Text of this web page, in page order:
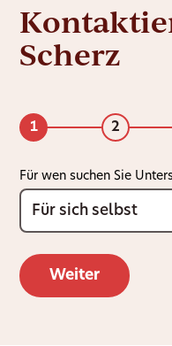
Scherz
1 2
Für wen suchen Sie